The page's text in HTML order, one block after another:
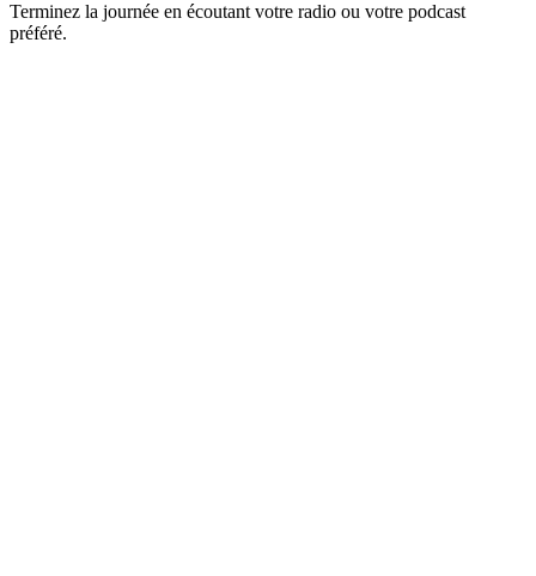
Terminez la journée en écoutant votre radio ou votre podcast
préféré.